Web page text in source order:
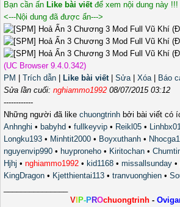
Bạn cần ấn Like bài viếtđể xem nội dung này !!!
<---Nội dung đã được ẩn--->
(UC Browser 9.4.0.342)
PM
Trích dẫn Like bài viết| Sửa| Xóa| Báo
Sửa lần cuối: nghiammo1992 08/07/2015 03:12
------------
Những người đã like chuongtrinh bởi bài viết có
Anhnghi • babyhd • fullkeyvip • Reikl05 •
Longku193 • Minhtit2000 • Boyxuthanh •
nguyenvip990 • huyproneho • Kiritochan •
Hjhj • nghiammo1992 • kid1168 • missallsunday •
KingDragon • Kjetthientai113 • tranvuonghien •
VI P-PROchuongtrinh-